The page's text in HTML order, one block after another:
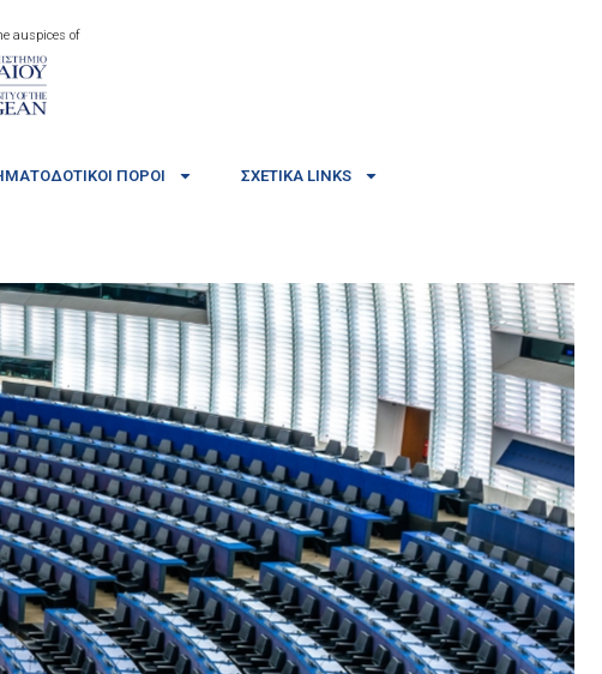
auspices of
ΠΌΡΟΙ ΣΧΕΤΙΚΆ LINKS